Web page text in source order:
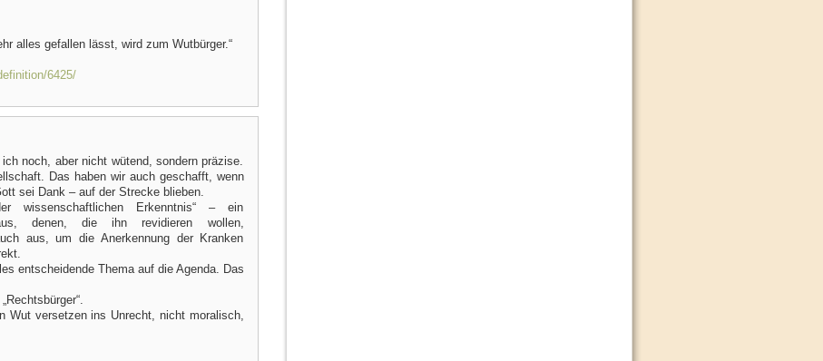
alles gefallen lässt, wird zum Wutbürger.“
6425/
noch, aber nicht wütend, sondern präzise.
Das haben wir auch geschafft, wenn
sei Dank – auf der Strecke blieben.
wissenschaftlichen Erkenntnis“ – ein
denen, die ihn revidieren wollen,
aus, um die Anerkennung der Kranken
entscheidende Thema auf die Agenda. Das
Wut versetzen ins Unrecht, nicht moralisch,